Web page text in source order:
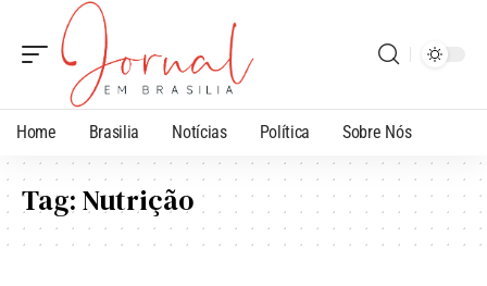
Home Brasilia Notícias Política Sobre Nós
Tag:Nutrição